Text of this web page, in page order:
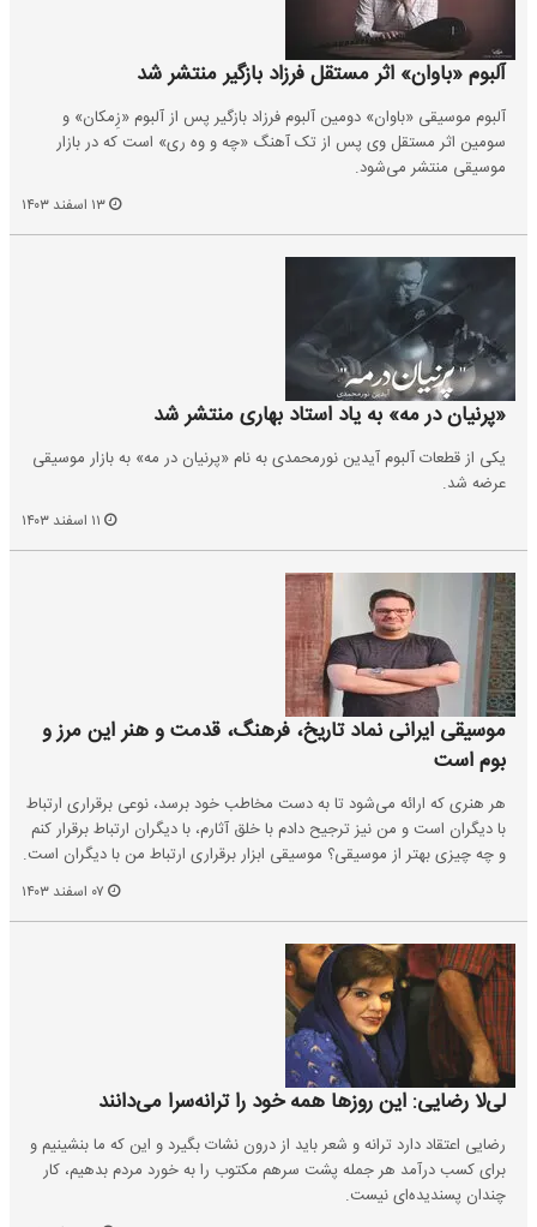
آلبوم «باوان» اثر مستقل فرزاد بازگیر منتشر شد
آلبوم موسیقی «باوان» دومین آلبوم فرزاد بازگیر پس از آلبوم «زِمکان» و
سومین اثر مستقل وی پس از تک آهنگ «چه و وه ری» است که در بازار
موسیقی منتشر می‌شود.
«پرنیان در مه» به یاد استاد بهاری منتشر شد
یکی از قطعات آلبوم‌ آیدین نورمحمدی به نام «پرنیان در مه» به بازار موسیقی
عرضه شد.
موسیقی ایرانی نماد تاریخ، فرهنگ، قدمت و هنر این مرز و
بوم است
هر هنری که ارائه می‌شود تا به دست مخاطب خود برسد، نوعی برقراری ارتباط
با دیگران است و من نیز ترجیح دادم با خلق آثارم، با دیگران ارتباط برقرار کنم
و چه چیزی بهتر از موسیقی؟ موسیقی ابزار برقراری ارتباط من با دیگران است.
لی‌لا رضایی: این روزها همه خود را ترانه‌سرا می‌دانند
رضایی اعتقاد دارد ترانه و شعر باید از درون نشات بگیرد و این که ما بنشینیم و
برای کسب درآمد هر جمله پشت سرهم مکتوب را به خورد مردم بدهیم، کار
چندان پسندیده‌ای نیست.